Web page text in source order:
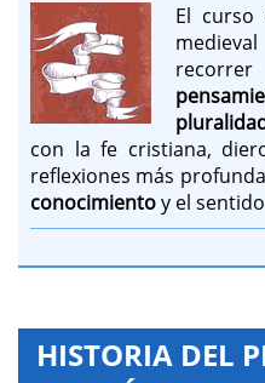
El curso
con la fe cristiana,
reflexiones más
conocimientoy el
HISTORIA DEL